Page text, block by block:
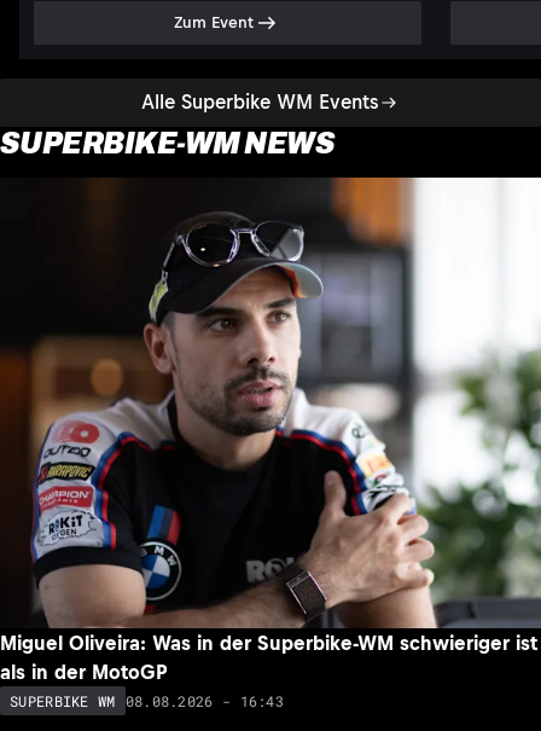
Alle Superbike WM Events
Zum Event
SUPERBIKE-WM NEWS
Miguel Oliveira: Was in der Superbike-WM schwieriger ist
als in der MotoGP
SUPERBIKE WM 08.08.2026 - 16:43